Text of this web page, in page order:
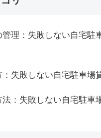
管理：失敗しない自宅駐
：失敗しない自宅駐車場
法：失敗しない自宅駐車